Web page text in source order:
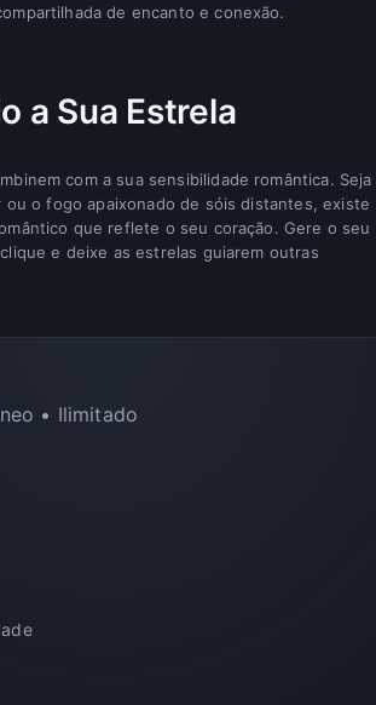
de encanto e conexão.
a Sua Estrela
com a sua sensibilidade romântica. Seja
ou o fogo apaixonado de sóis distantes, existe
que reflete o seu coração. Gere o seu
e deixe as estrelas guiarem outras
• Ilimitado